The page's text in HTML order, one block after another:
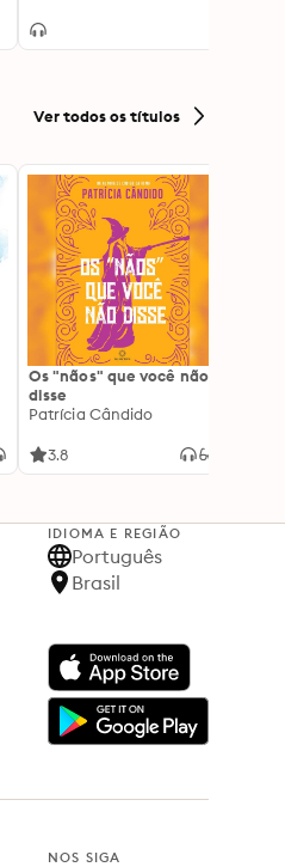
Unafraid in Every Area
Ver todos os títulos
Os "nãos" que você não
disse
Patrícia Cândido
3.8
IDIOMA E REGIÃO
Português
Brasil
NOS SIGA